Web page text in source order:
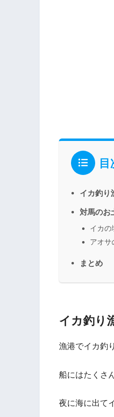
目
イカ釣り
対馬のお
イカの
アオサ
まとめ
イカ釣り
漁港でイカ釣
船にはたくさ
夜に海に出て